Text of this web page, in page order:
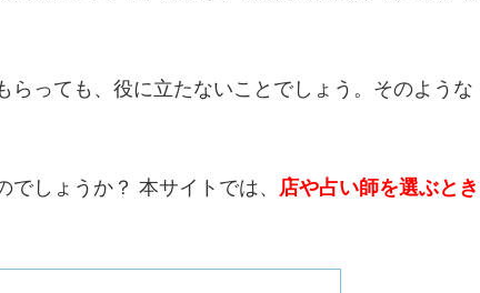
っても、役に立たないことでしょう。そのような
しょうか？ 本サイトでは、 店や占い師を選ぶとき